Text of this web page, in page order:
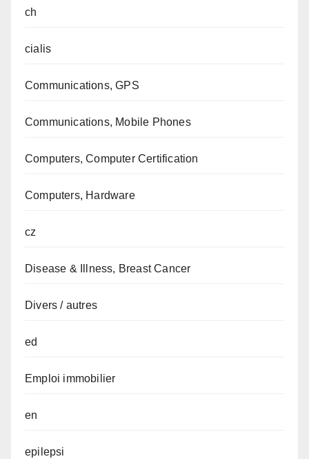
ch
cialis
Communications, GPS
Communications, Mobile Phones
Computers, Computer Certification
Computers, Hardware
cz
Disease & Illness, Breast Cancer
Divers / autres
ed
Emploi immobilier
en
epilepsi